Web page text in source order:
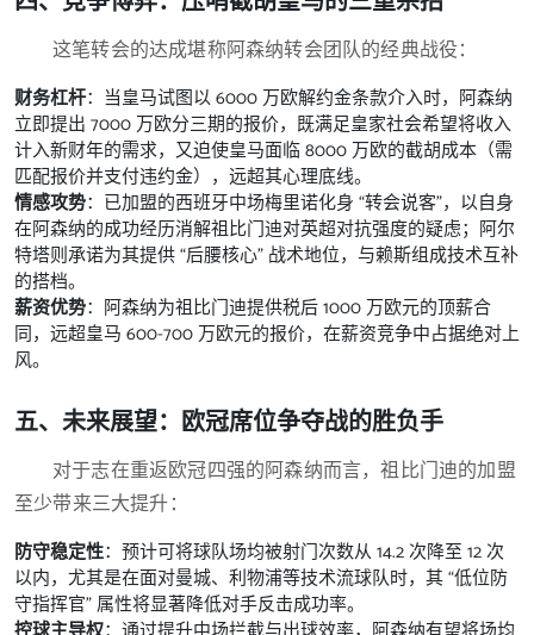
这笔转会的达成堪称阿森纳转会团队的经典战役：
财务杠杆：当皇马试图以 6000 万欧解约金条款介入时，阿森纳
立即提出 7000 万欧分三期的报价，既满足皇家社会希望将收入
计入新财年的需求，又迫使皇马面临 8000 万欧的截胡成本（需
匹配报价并支付违约金），远超其心理底线。
情感攻势：已加盟的西班牙中场梅里诺化身 “转会说客”，以自身
在阿森纳的成功经历消解祖比门迪对英超对抗强度的疑虑；阿尔
特塔则承诺为其提供 “后腰核心” 战术地位，与赖斯组成技术互补
的搭档。
薪资优势：阿森纳为祖比门迪提供税后 1000 万欧元的顶薪合
同，远超皇马 600-700 万欧元的报价，在薪资竞争中占据绝对上
风。
五、未来展望：欧冠席位争夺战的胜负手
对于志在重返欧冠四强的阿森纳而言，祖比门迪的加盟
至少带来三大提升：
防守稳定性：预计可将球队场均被射门次数从 14.2 次降至 12 次
以内，尤其是在面对曼城、利物浦等技术流球队时，其 “低位防
守指挥官” 属性将显著降低对手反击成功率。